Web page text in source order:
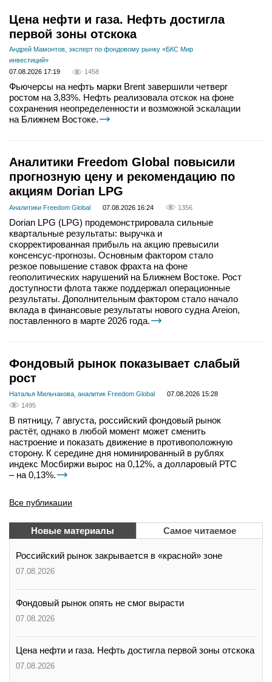
Цена нефти и газа. Нефть достигла
первой зоны отскока
Андрей Мамонтов, эксперт по фондовому рынку «БКС Мир
инвестиций»
07.08.2026 17:19
1458
Фьючерсы на нефть марки Brent завершили четверг
ростом на 3,83%. Нефть реализовала отскок на фоне
сохранения неопределенности и возможной эскалации
на Ближнем Востоке.
Аналитики Freedom Global повысили
прогнозную цену и рекомендацию по
акциям Dorian LPG
Аналитики Freedom Global 07.08.2026 16:24 1356
Dorian LPG (LPG) продемонстрировала сильные
квартальные результаты: выручка и
скорректированная прибыль на акцию превысили
консенсус-прогнозы. Основным фактором стало
резкое повышение ставок фрахта на фоне
геополитических нарушений на Ближнем Востоке. Рост
доступности флота также поддержал операционные
результаты. Дополнительным фактором стало начало
вклада в финансовые результаты нового судна Areion,
поставленного в марте 2026 года.
Фондовый рынок показывает слабый
рост
Наталья Мильчакова, аналитик Freedom Global
07.08.2026 15:28
1495
В пятницу, 7 августа, российский фондовый рынок
растёт, однако в любой момент может сменить
настроение и показать движение в противоположную
сторону. К середине дня номинированный в рублях
индекс Мосбиржи вырос на 0,12%, а долларовый РТС
– на 0,13%.
Все публикации
Новые материалы Самое читаемое
Российский рынок закрывается в «красной» зоне
07.08.2026
Фондовый рынок опять не смог вырасти
07.08.2026
Цена нефти и газа. Нефть достигла первой зоны отскока
07.08.2026